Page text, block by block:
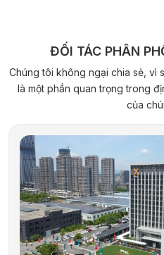
ĐỐI TÁC PHÂN
Chúng tôi không ngại chia sẻ, vì
là một phần quan trọng trong
của